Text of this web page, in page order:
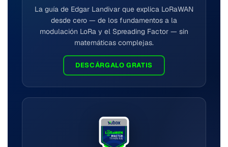
La guía de Edgar Landivar que explica LoRaWAN
desde cero — de los fundamentos a la
modulación LoRa y el Spreading Factor — sin
matemáticas complejas.
DESCÁRGALO GRATIS